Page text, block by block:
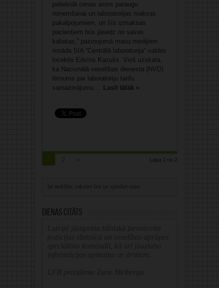
palielināt cenas asins paraugu
noņemšanai un laboratorijas maksas
pakalpojumiem, un šīs izmaksas
pacientiem būs jāsedz no savas
kabatas,” paziņojumā masu medijiem
norāda SIA “Centrālā laboratorija” valdes
loceklis Edvīns Kazušs. Viņš uzskata,
ka Nacionālā veselības dienesta (NVD)
lēmums par laboratoriju tarifu
samazinājumu ... Lasīt tālāk »
Lapa 1 no 2
1
Dienas citāts